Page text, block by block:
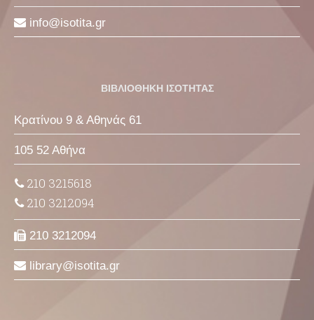
info isotita gr
ΒΙΒΛΙΟΘΗΚΗ ΙΣΟΤΗΤΑΣ
Κρατίνου 9 & Αθηνάς 61
105 52 Αθήνα
210 3215618
210 3212094
210 3212094
library isotita gr